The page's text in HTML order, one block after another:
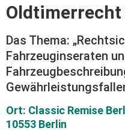
Das Thema:
Fahrzeuginseraten
Ort: Classic Remise
10553 Berlin